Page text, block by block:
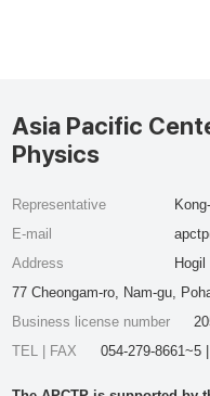
Asia Pacific
Physics
Representative
E-mail
Address
77 Cheongam-ro, Nam-gu,
Business license number
TEL | FAX
054-279-8661~5